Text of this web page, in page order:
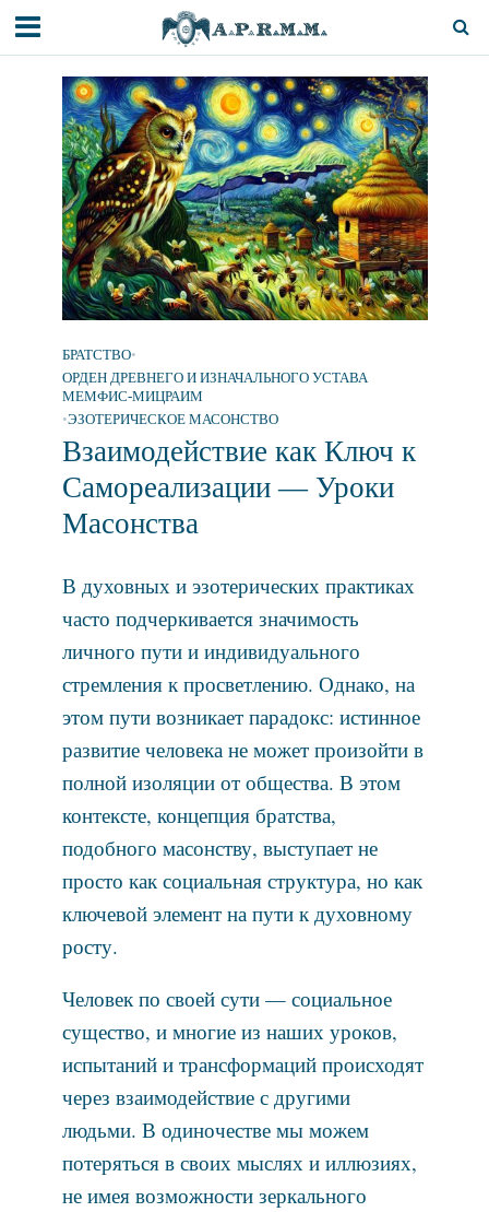
БРАТСТВО•
ОРДЕН ДРЕВНЕГО И ИЗНАЧАЛЬНОГО УСТАВА
МЕМФИС-МИЦРАИМ
•ЭЗОТЕРИЧЕСКОЕ МАСОНСТВО
Взаимодействие как Ключ к
Самореализации — Уроки
Масонства
В духовных и эзотерических практиках
часто подчеркивается значимость
личного пути и индивидуального
стремления к просветлению. Однако, на
этом пути возникает парадокс: истинное
развитие человека не может произойти в
полной изоляции от общества. В этом
контексте, концепция братства,
подобного масонству, выступает не
просто как социальная структура, но как
ключевой элемент на пути к духовному
росту.
Человек по своей сути — социальное
существо, и многие из наших уроков,
испытаний и трансформаций происходят
через взаимодействие с другими
людьми. В одиночестве мы можем
потеряться в своих мыслях и иллюзиях,
не имея возможности зеркального